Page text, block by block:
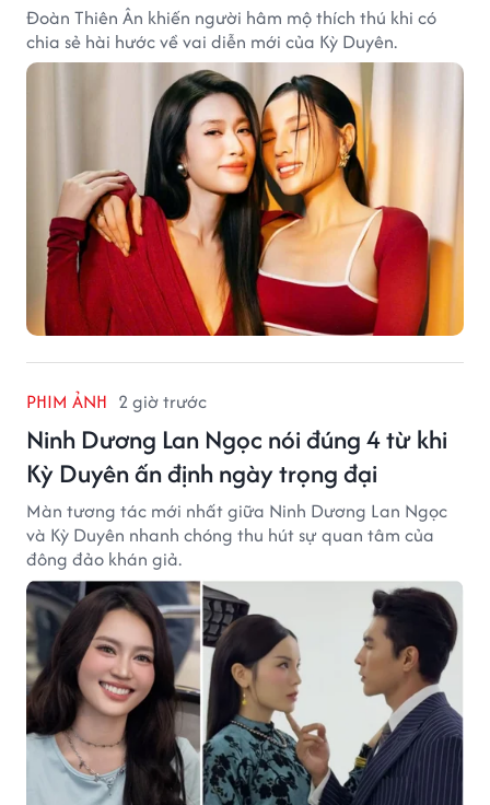
Đoàn Thiên Ân khiến người hâm mộ thích thú khi có
chia sẻ hài hước về vai diễn mới của Kỳ Duyên.
PHIM ẢNH 2 giờ trước
Ninh Dương Lan Ngọc nói đúng 4 từ khi
Kỳ Duyên ấn định ngày trọng đại
Màn tương tác mới nhất giữa Ninh Dương Lan Ngọc
và Kỳ Duyên nhanh chóng thu hút sự quan tâm của
đông đảo khán giả.